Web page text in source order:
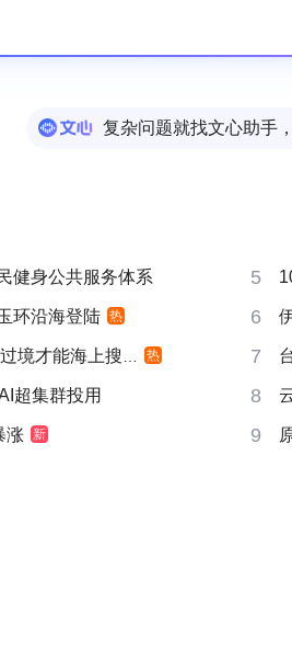
复杂问题就找文心助手
健身公共服务体系 5
环沿海登陆 热 6
境才能海上搜寻 热 7
超集群投用 8
涨 新 9